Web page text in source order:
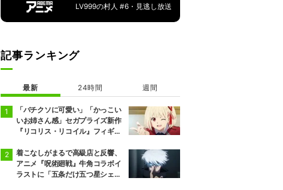
LV999の村人 #6・見逃し放送
記事ランキング
最新 24時間 週間
「バチクソに可愛い」「かっこい
いお姉さん感」セガプライズ新作
『リコリス・リコイル』フィギュ
着こなしがまるで高級店と反響、
アニメ『呪術廻戦』牛角コラボイ
ラストに「五条だけ五つ星シェ